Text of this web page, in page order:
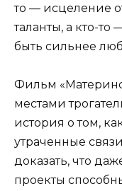
то — исцеление
таланты, а кто-
быть сильнее
Фильм
местами
история о том,
утраченные
доказать, что
проекты